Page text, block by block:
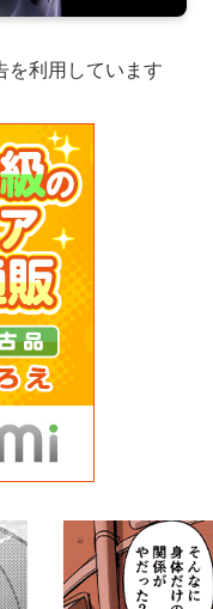
利用しています